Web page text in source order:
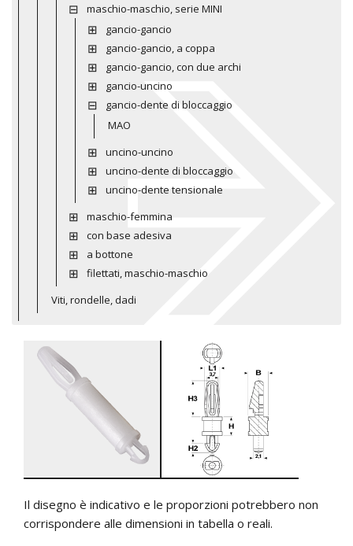
maschio-maschio, serie MINI
gancio-gancio
gancio-gancio, a coppa
gancio-gancio, con due archi
gancio-uncino
gancio-dente di bloccaggio
MAO
uncino-uncino
uncino-dente di bloccaggio
uncino-dente tensionale
maschio-femmina
con base adesiva
a bottone
filettati, maschio-maschio
Viti, rondelle, dadi
Il disegno è indicativo e le proporzioni potrebbero non
corrispondere alle dimensioni in tabella o reali.